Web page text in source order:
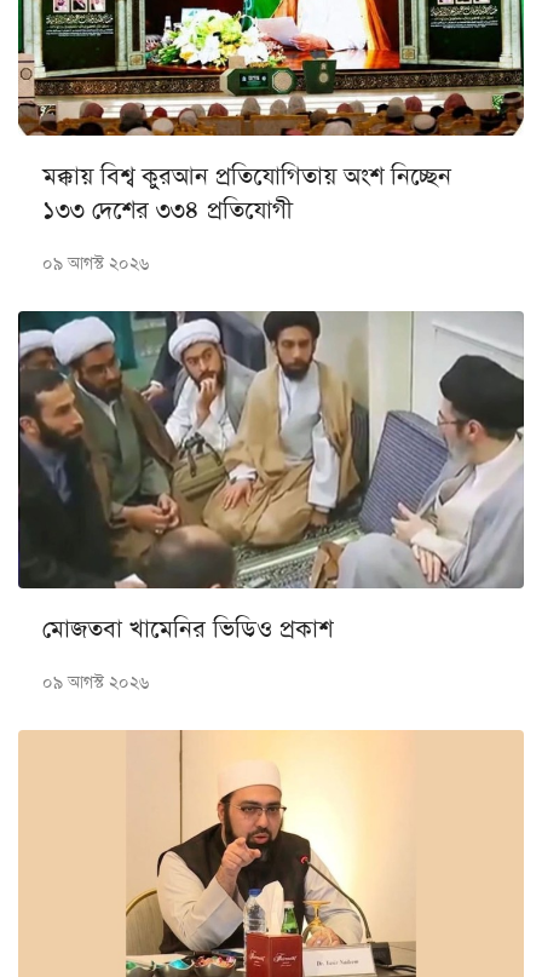
মক্কায় বিশ্ব কুরআন প্রতিযোগিতায় অংশ নিচ্ছেন
১৩৩ দেশের ৩৩৪ প্রতিযোগী
০৯ আগস্ট ২০২৬
মোজতবা খামেনির ভিডিও প্রকাশ
০৯ আগস্ট ২০২৬